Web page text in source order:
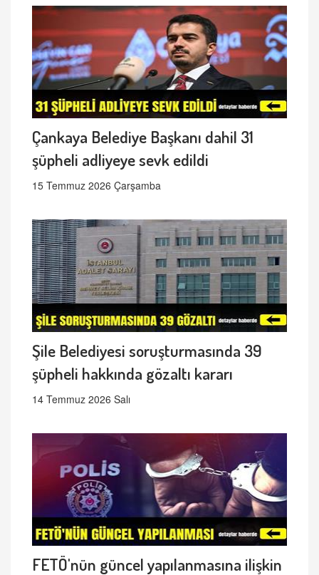
Çankaya Belediye Başkanı dahil 31
şüpheli adliyeye sevk edildi
15 Temmuz 2026 Çarşamba
Şile Belediyesi soruşturmasında 39
şüpheli hakkında gözaltı kararı
14 Temmuz 2026 Salı
FETÖ'nün güncel yapılanmasına ilişkin